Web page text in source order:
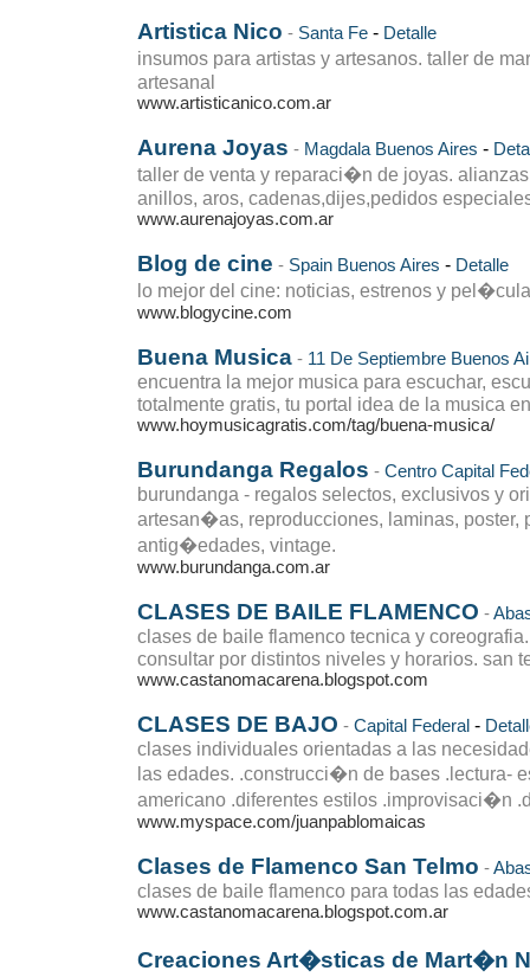
Artistica Nico - Santa Fe - Detalle
insumos para artistas y artesanos. taller de
artesanal
www.artisticanico.com.ar
Aurena Joyas - Magdala Buenos Aires -
taller de venta y reparaci�n de joyas.
anillos, aros, cadenas,dijes,pedidos
www.aurenajoyas.com.ar
Blog de cine - Spain Buenos Aires - Detalle
lo mejor del cine: noticias, estrenos y
www.blogycine.com
Buena Musica - 11 De Septiembre Buenos
encuentra la mejor musica para escuchar,
totalmente gratis, tu portal idea de la musica
www.hoymusicagratis.com/tag/buena-musica/
Burundanga Regalos - Centro Capital
burundanga - regalos selectos, exclusivos y
artesan�as, reproducciones, laminas, poster,
antig�edades, vintage.
www.burundanga.com.ar
CLASES DE BAILE FLAMENCO -
clases de baile flamenco tecnica y
consultar por distintos niveles y horarios. san
www.castanomacarena.blogspot.com
CLASES DE BAJO - Capital Federal -
clases individuales orientadas a las
las edades. .construcci�n de bases .lectura-
americano .diferentes estilos .improvisaci�n
www.myspace.com/juanpablomaicas
Clases de Flamenco San Telmo -
clases de baile flamenco para todas las
www.castanomacarena.blogspot.com.ar
Creaciones Art�sticas de Mart�n